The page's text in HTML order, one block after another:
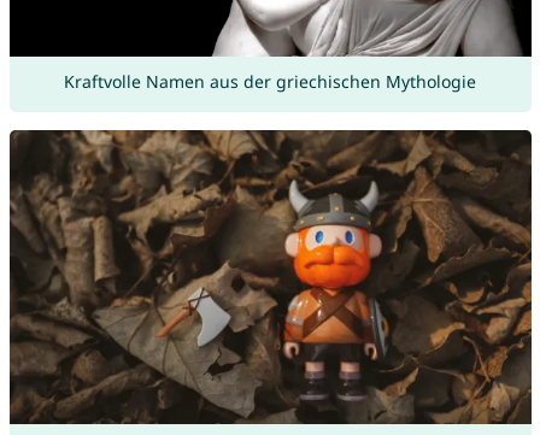
Kraftvolle Namen aus der griechischen Mythologie